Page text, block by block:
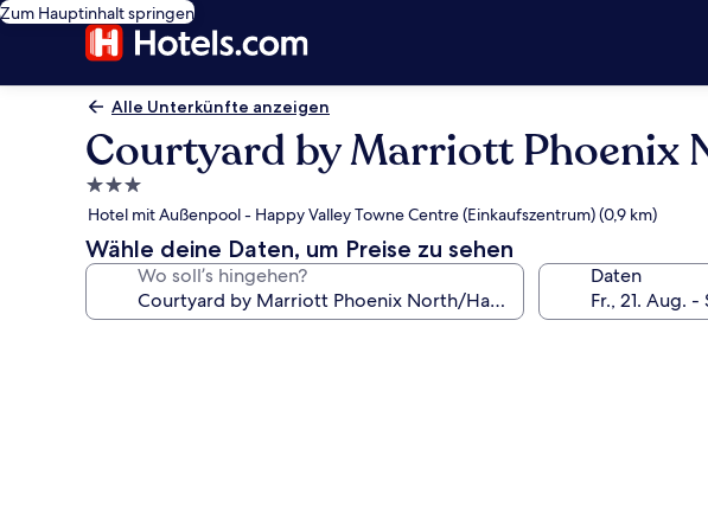
Zum Hauptinhalt springen
Alle Unterkünfte anzeigen
Courtyard by Marriott Phoenix
3.0-
Sterne-
Unterkunft
Hotel mit Außenpool - Happy Valley Towne Centre (Einkaufszentrum) (0,9 km)
Wähle deine Daten, um Preise zu sehen
Wo soll’s hingehen? Daten